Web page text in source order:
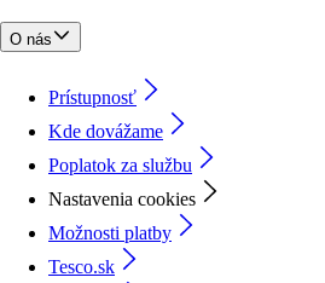
O nás
Prístupnosť
Kde dovážame
Poplatok za službu
Nastavenia cookies
Možnosti platby
Tesco.sk